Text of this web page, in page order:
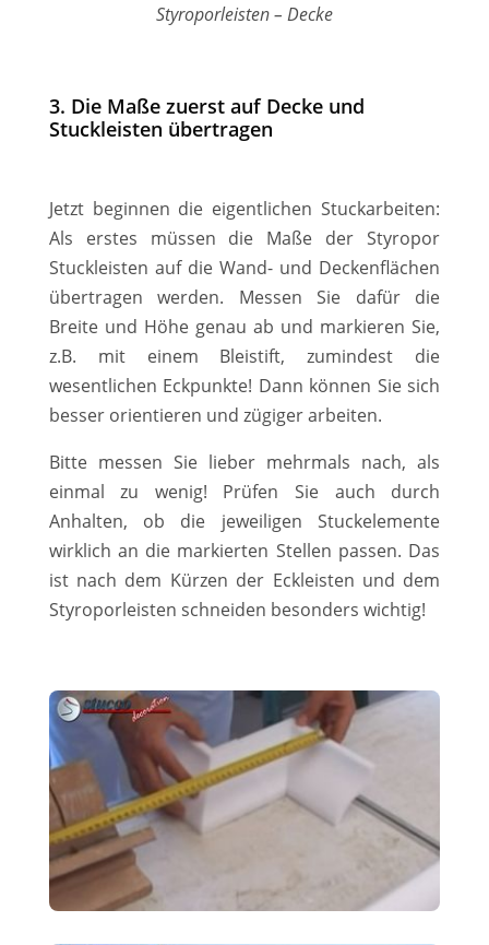
Styroporleisten – Decke
3. Die Maße zuerst auf Decke und
Stuckleisten übertragen
Jetzt beginnen die eigentlichen Stuckarbeiten:
Als erstes müssen die Maße der Styropor
Stuckleisten auf die Wand- und Deckenflächen
übertragen werden. Messen Sie dafür die
Breite und Höhe genau ab und markieren Sie,
z.B. mit einem Bleistift, zumindest die
wesentlichen Eckpunkte! Dann können Sie sich
besser orientieren und zügiger arbeiten.
Bitte messen Sie lieber mehrmals nach, als
einmal zu wenig! Prüfen Sie auch durch
Anhalten, ob die jeweiligen Stuckelemente
wirklich an die markierten Stellen passen. Das
ist nach dem Kürzen der Eckleisten und dem
Styroporleisten schneiden besonders wichtig!